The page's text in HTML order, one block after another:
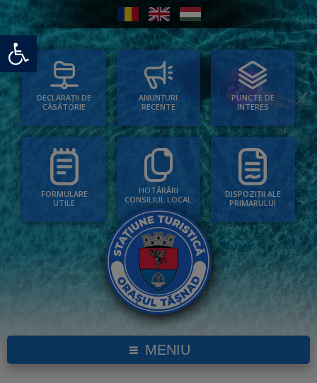
Deschide bara de unelte
DECLARAȚII DE
CĂSĂTORIE
ANUNȚURI
RECENTE
PUNCTE DE
INTERES
FORMULARE
UTILE
HOTĂRÂRI
CONSILIUL LOCAL
DISPOZIȚII ALE
PRIMARULUI
MENIU